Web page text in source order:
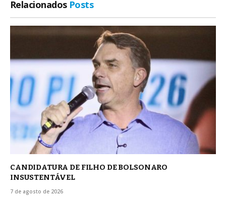
Relacionados Posts
CANDIDATURA DE FILHO DE BOLSONARO
INSUSTENTÁVEL
7 de agosto de 2026